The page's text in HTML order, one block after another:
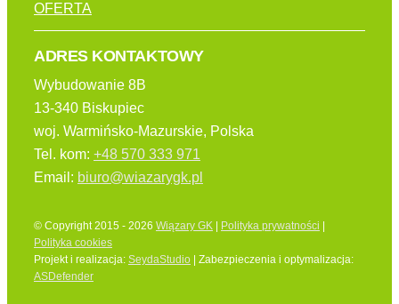
OFERTA
ADRES KONTAKTOWY
Wybudowanie 8B
13-340 Biskupiec
woj. Warmińsko-Mazurskie, Polska
Tel. kom: +48 570 333 971
Email: biuro@wiazarygk.pl
© Copyright 2015 - 2026 Wiązary GK| Polityka prywatności
Polityka cookies
Projekt i realizacja: SeydaStudio| Zabezpieczenia i optymalizacja:
ASDefender